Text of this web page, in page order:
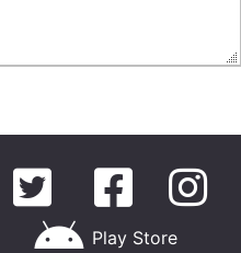
Play Store